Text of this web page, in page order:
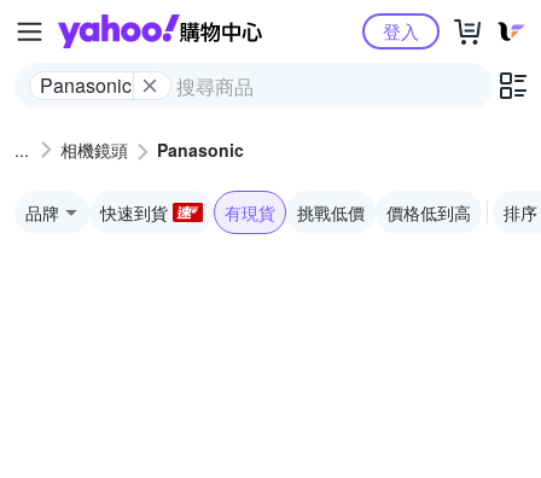
Yahoo購物中心
Panasonic
登入
相機鏡頭 Panasonic
品牌 快速到貨 有現貨 挑戰低價 價格低到高 排序